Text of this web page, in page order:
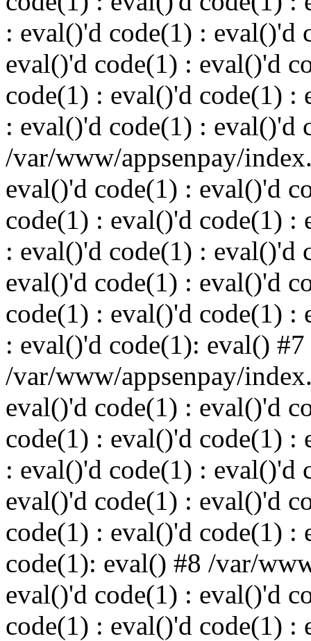
: eval()'d code(1) : eval()'d
eval()'d code(1) : eval()'d
code(1) : eval()'d code(1) :
: eval()'d code(1) : eval()'d
/var/www/appsenpay/
eval()'d code(1) : eval()'d
code(1) : eval()'d code(1) :
: eval()'d code(1) : eval()'d
eval()'d code(1) : eval()'d
code(1) : eval()'d code(1) :
: eval()'d code(1): eval() #7
/var/www/appsenpay/
eval()'d code(1) : eval()'d
code(1) : eval()'d code(1) :
: eval()'d code(1) : eval()'d
eval()'d code(1) : eval()'d
code(1) : eval()'d code(1) :
code(1): eval() #8 /var/
eval()'d code(1) : eval()'d
code(1) : eval()'d code(1) :